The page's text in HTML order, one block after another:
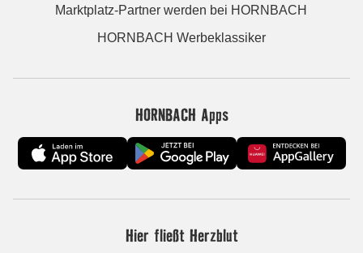
Marktplatz-Partner werden bei HORNBACH
HORNBACH Werbeklassiker
HORNBACH Apps
Hier fließt Herzblut